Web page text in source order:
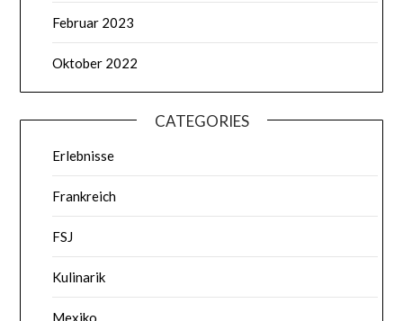
Februar 2023
Oktober 2022
CATEGORIES
Erlebnisse
Frankreich
FSJ
Kulinarik
Mexiko